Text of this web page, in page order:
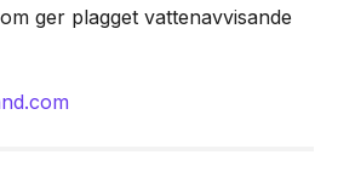
ger plagget vattenavvisande